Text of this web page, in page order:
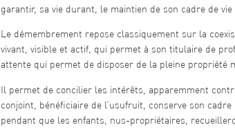
garantir, sa vie durant, le maintien de son cadre de vie
Le démembrement repose classiquement sur la
vivant, visible et actif, qui permet à son titulaire de
attente qui permet de disposer de la pleine propriété
Il permet de concilier les intérêts, apparemment
conjoint, bénéficiaire de l’usufruit, conserve son
pendant que les enfants, nus-propriétaires,